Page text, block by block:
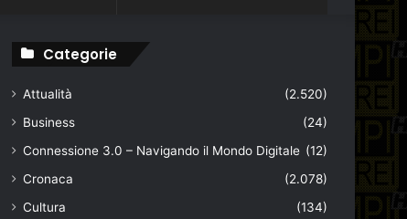
casuale
Categorie
Attualità
(2.520)
Business
(24)
Connessione 3.0 – Navigando il Mondo Digitale (12)
Cronaca
(2.078)
Cultura
(134)